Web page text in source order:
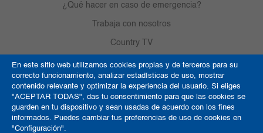
En este sitio web utilizamos cookies propias y de terceros para su
correcto funcionamiento, analizar estadísticas de uso, mostrar
contenido relevante y optimizar la experiencia del usuario. Si eliges
"ACEPTAR TODAS", das tu consentimiento para que las cookies se
guarden en tu dispositivo y sean usadas de acuerdo con los fines
informados. Puedes cambiar tus preferencias de uso de cookies en
"Configuración".
¿Qué hacer en caso de emergencia?
Trabaja con nosotros
Country TV
Política de Cookies
Términos y condiciones
Derechos de autor